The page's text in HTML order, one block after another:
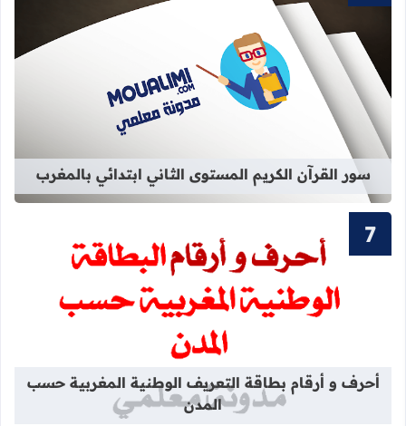
قراءة المزيد عن سور القرآن الكريم
سور القرآن الكريم المستوى الثاني ابتدائي بالمغرب
قراءة المزيد عن أحرف و أرقام
أحرف و أرقام بطاقة التعريف الوطنية المغربية حسب
المدن